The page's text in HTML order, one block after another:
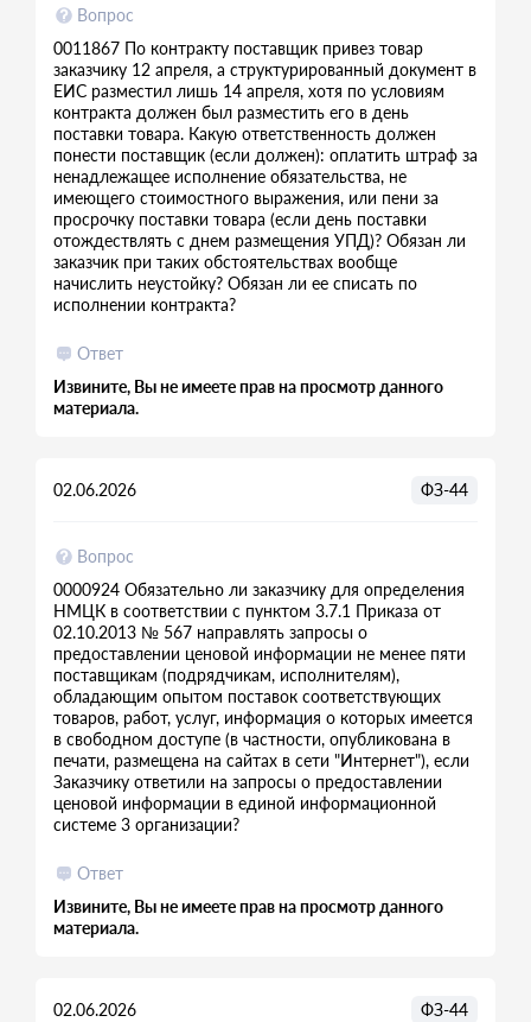
Вопрос
0011867 По контракту поставщик привез товар
заказчику 12 апреля, а структурированный документ в
ЕИС разместил лишь 14 апреля, хотя по условиям
контракта должен был разместить его в день
поставки товара. Какую ответственность должен
понести поставщик (если должен): оплатить штраф за
ненадлежащее исполнение обязательства, не
имеющего стоимостного выражения, или пени за
просрочку поставки товара (если день поставки
отождествлять с днем размещения УПД)? Обязан ли
заказчик при таких обстоятельствах вообще
начислить неустойку? Обязан ли ее списать по
исполнении контракта?
Ответ
Извините, Вы не имеете прав на просмотр данного
материала.
Вопрос
0000924 Обязательно ли заказчику для определения
НМЦК в соответствии с пунктом 3.7.1 Приказа от
02.10.2013 № 567 направлять запросы о
предоставлении ценовой информации не менее пяти
поставщикам (подрядчикам, исполнителям),
обладающим опытом поставок соответствующих
товаров, работ, услуг, информация о которых имеется
в свободном доступе (в частности, опубликована в
печати, размещена на сайтах в сети "Интернет"), если
Заказчику ответили на запросы о предоставлении
ценовой информации в единой информационной
системе 3 организации?
Ответ
Извините, Вы не имеете прав на просмотр данного
материала.
02.06.2026 ФЗ-44
02.06.2026 ФЗ-44